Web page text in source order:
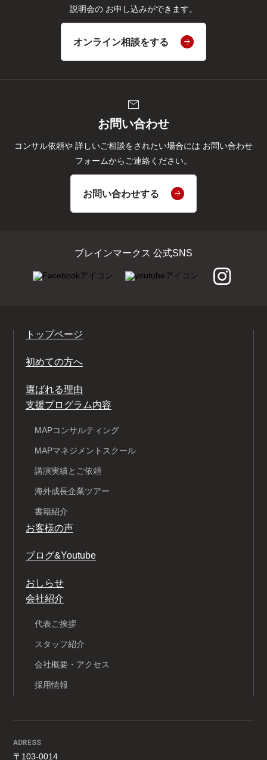
説明会の お申し込みができます。
オンライン相談をする
mail
お問い合わせ
コンサル依頼や 詳しいご相談をされたい場合には お問い合わせ
フォームからご連絡ください。
お問い合わせする
ブレインマークス 公式SNS
トップページ
初めての方へ
選ばれる理由
支援プログラム内容
MAPコンサルティング
MAPマネジメントスクール
講演実績とご依頼
海外成長企業ツアー
書籍紹介
お客様の声
ブログ&Youtube
おしらせ
会社紹介
代表ご挨拶
スタッフ紹介
会社概要・アクセス
採用情報
ADRESS
〒103-0014